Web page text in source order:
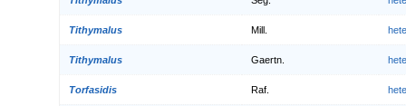
Tithymalus Mill.
Tithymalus Gaertn.
Torfasidis Raf.